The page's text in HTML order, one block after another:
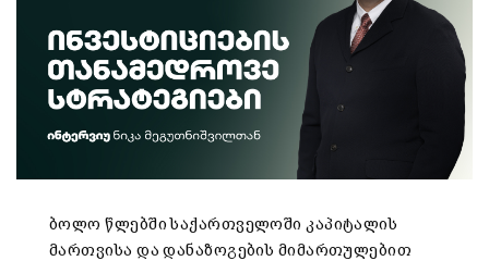
ბოლო წლებში საქართველოში კაპიტალის
მართვისა და დანაზოგების მიმართულებით